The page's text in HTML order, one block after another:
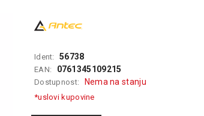
Ident: 56738
EAN: 0761345109215
Dostupnost: Nema na stanju
*uslovi kupovine